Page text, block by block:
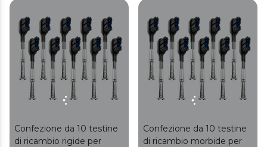
Confezione da 10 testine
di ricambio rigide per
Confezione da 10 testine
di ricambio morbide per